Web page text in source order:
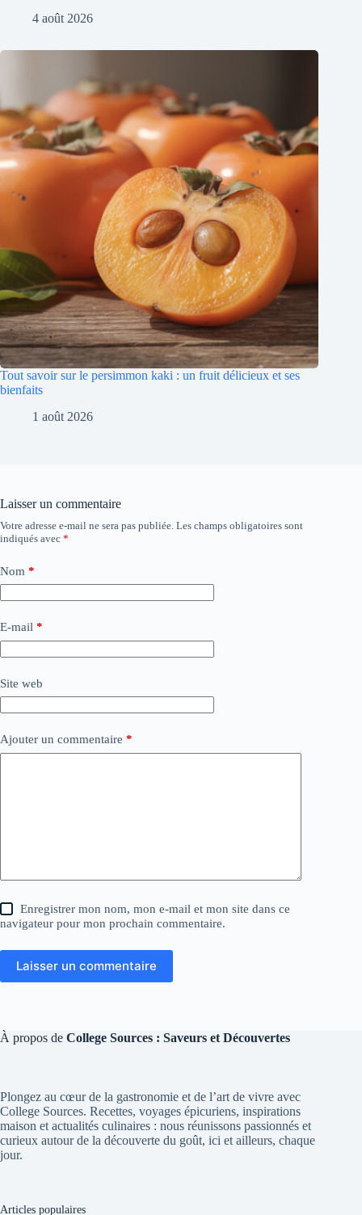
4 août 2026
Tout savoir sur le persimmon kaki : un fruit délicieux et ses
bienfaits
1 août 2026
Laisser un commentaire
Votre adresse e-mail ne sera pas publiée. Les champs obligatoires sont
indiqués avec *
Nom *
E-mail *
Site web
Ajouter un commentaire *
Enregistrer mon nom, mon e-mail et mon site dans ce
navigateur pour mon prochain commentaire.
Laisser un commentaire
À propos de College Sources : Saveurs et Découvertes
Plongez au cœur de la gastronomie et de l’art de vivre avec
College Sources. Recettes, voyages épicuriens, inspirations
maison et actualités culinaires : nous réunissons passionnés et
curieux autour de la découverte du goût, ici et ailleurs, chaque
jour.
Articles populaires